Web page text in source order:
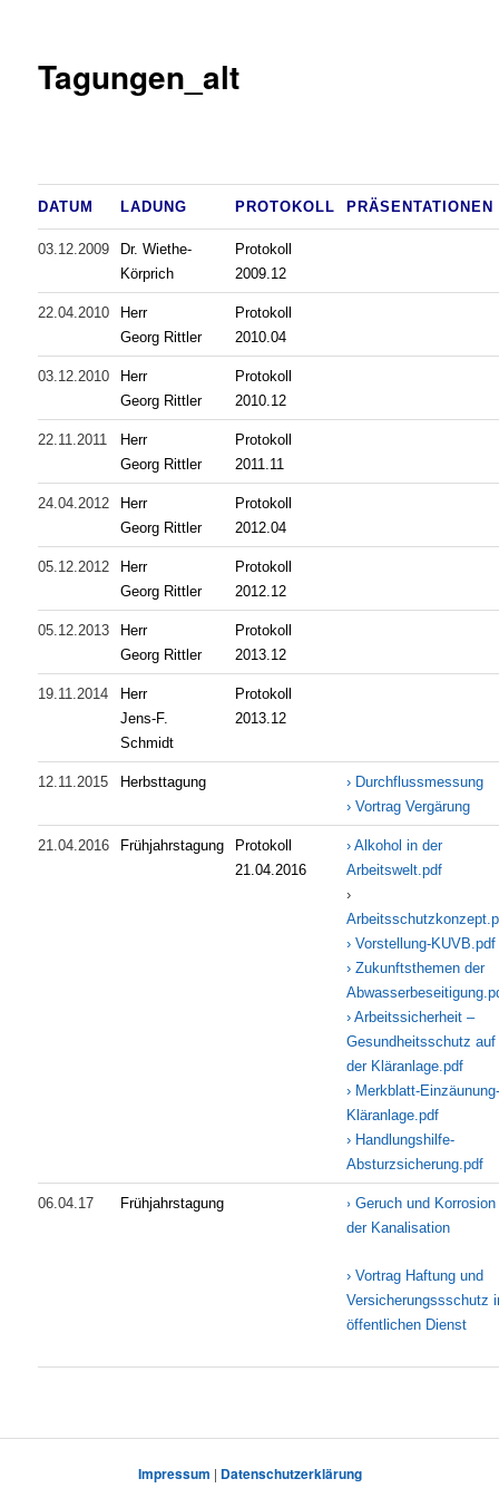
Tagungen_alt
DATUM LADUNG PROTOKOLL PRÄSENTATIONEN
03.12.2009
Dr. Wiethe-
Körprich
Protokoll
2009.12
22.04.2010
Herr
Georg Rittler
Protokoll
2010.04
03.12.2010
Herr
Georg Rittler
Protokoll
2010.12
22.11.2011
Herr
Georg Rittler
Protokoll
2011.11
24.04.2012
Herr
Georg Rittler
Protokoll
2012.04
05.12.2012
Herr
Georg Rittler
Protokoll
2012.12
05.12.2013
Herr
Georg Rittler
Protokoll
2013.12
19.11.2014
Herr
Jens-F.
Schmidt
Protokoll
2013.12
12.11.2015 Herbsttagung
› Durchflussmessung
›Vortrag Vergärung
21.04.2016 Frühjahrstagung
Protokoll
21.04.2016
› Alkohol in der
Arbeitswelt.pdf
›
› Vorstellung-KUVB.pdf
› Zukunftsthemen der
› Arbeitssicherheit –
Gesundheitsschutz auf
der Kläranlage.pdf
› Merkblatt-
Kläranlage.pdf
› Handlungshilfe-
Absturzsicherung.pdf
06.04.17 Frühjahrstagung ›Geruch und Korrosion
der Kanalisation
› Vortrag Haftung und
Versicherungssschutz
öffentlichen Dienst
Impressum | Datenschutzerklärung